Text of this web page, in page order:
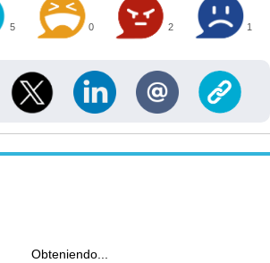
5 0 2 1
Obteniendo...